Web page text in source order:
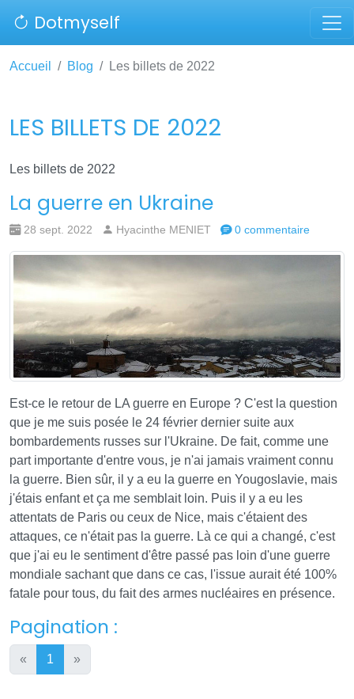
Dotmyself
Accueil Blog Les billets de 2022
LES BILLETS DE 2022
Les billets de 2022
La guerre en Ukraine
28 sept. 2022 Hyacinthe MENIET 0 commentaire
Est-ce le retour de LA guerre en Europe ? C'est la question
que je me suis posée le 24 février dernier suite aux
bombardements russes sur l'Ukraine. De fait, comme une
part importante d'entre vous, je n'ai jamais vraiment connu
la guerre. Bien sûr, il y a eu la guerre en Yougoslavie, mais
j'étais enfant et ça me semblait loin. Puis il y a eu les
attentats de Paris ou ceux de Nice, mais c'étaient des
attaques, ce n'était pas la guerre. Là ce qui a changé, c'est
que j'ai eu le sentiment d'être passé pas loin d'une guerre
mondiale sachant que dans ce cas, l'issue aurait été 100%
fatale pour tous, du fait des armes nucléaires en présence.
Pagination :
« 1 »